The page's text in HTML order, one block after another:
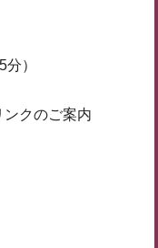
）
ンクのご案内